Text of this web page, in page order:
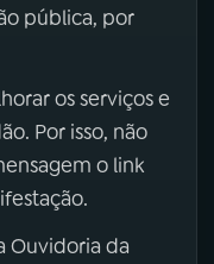
pública, por
os serviços e
Por isso, não
o link
Ouvidoria da